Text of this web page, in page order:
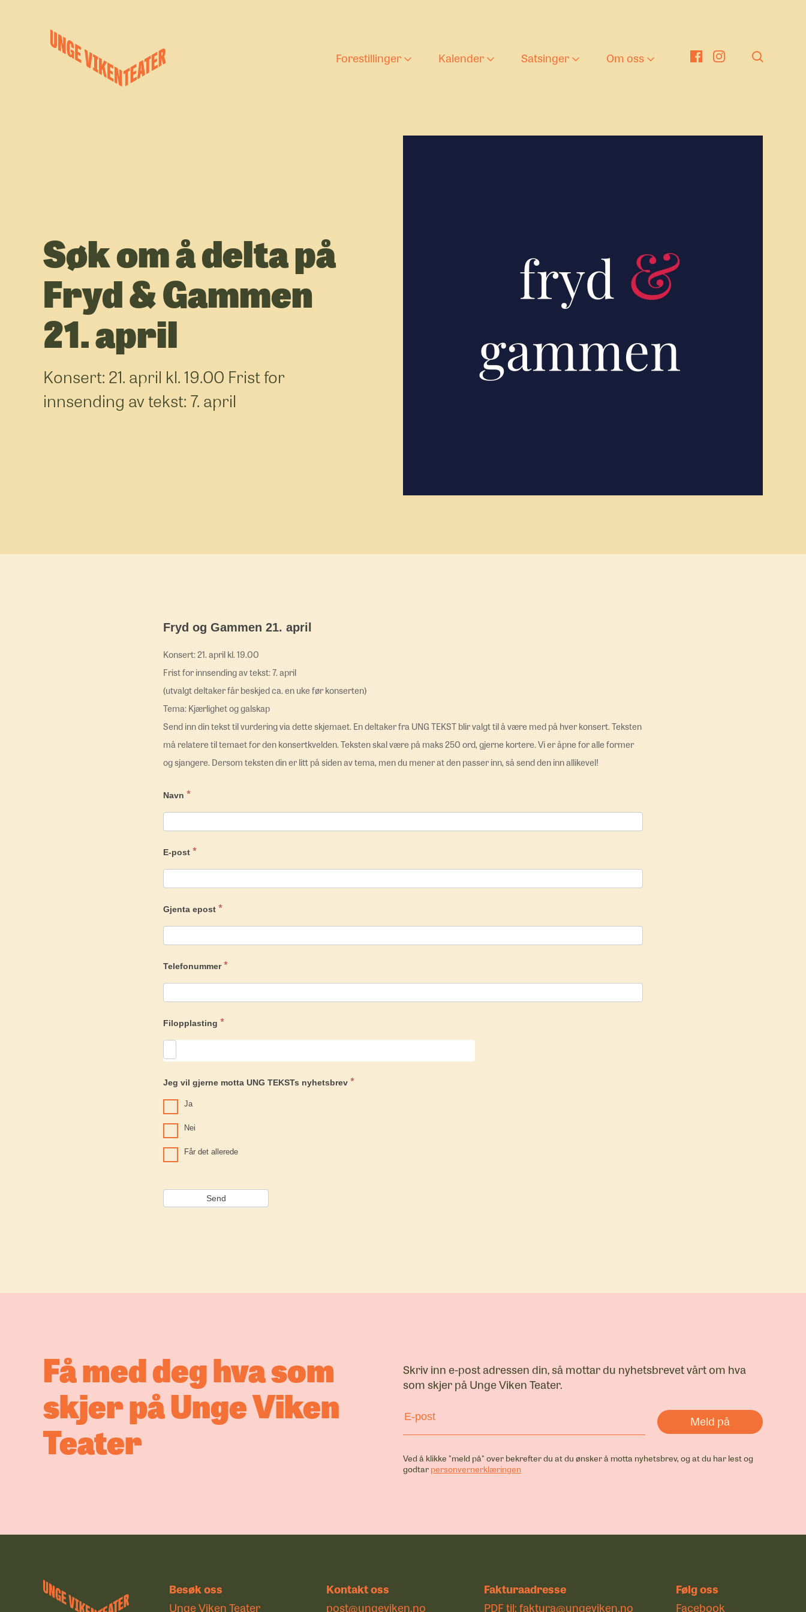
Forestillinger Kalender Satsinger
Unge Viken Funkis
Utviklingsteatret
DUS – En teaterfestival
for ungdom
Om oss
Søk om å delta på
Fryd & Gammen
21. april
Konsert: 21. april kl. 19.00 Frist for
innsending av tekst: 7. april
Fryd og Gammen 21. april
Konsert: 21. april kl. 19.00
Frist for innsending av tekst: 7. april
(utvalgt deltaker får beskjed ca. en uke før konserten)
Tema: Kjærlighet og galskap
Send inn din tekst til vurdering via dette skjemaet. En deltaker fra UNG TEKST blir valgt til å være med på hver konsert. Teksten
må relatere til temaet for den konsertkvelden. Teksten skal være på maks 250 ord, gjerne kortere. Vi er åpne for alle former
og sjangere. Dersom teksten din er litt på siden av tema, men du mener at den passer inn, så send den inn allikevel!
Navn *
E-post *
Gjenta epost *
Telefonummer*
Filopplasting *
Jeg vil gjerne motta UNG TEKSTs nyhetsbrev *
Ja
Nei
Får det allerede
Send
Få med deg hva som
skjer på Unge Viken
Teater
Skriv inn e-post adressen din, så mottar du nyhetsbrevet vårt om hva
som skjer på Unge Viken Teater.
Ved å klikke "meld på" over bekrefter du at du ønsker å motta nyhetsbrev, og at du har lest og
godtar personvernerklæringen
Besøk oss
Unge Viken Teater
Kontakt oss
post@ungeviken.no
Fakturaadresse
PDF til:faktura@ungeviken.no
Følg oss
Facebook